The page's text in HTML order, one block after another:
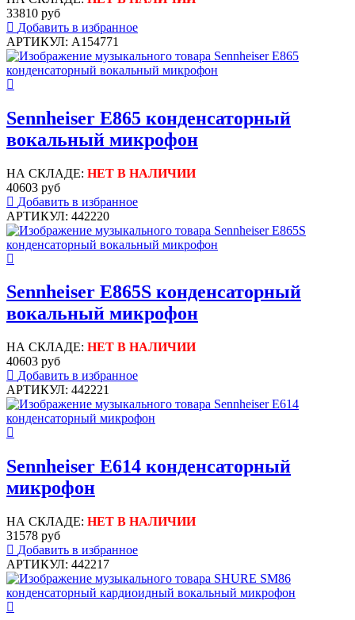
33810 руб
Добавить в избранное
АРТИКУЛ: A154771
Sennheiser E865 конденсаторный
вокальный микрофон
НА СКЛАДЕ: НЕТ В НАЛИЧИИ
40603 руб
Добавить в избранное
АРТИКУЛ: 442220
Sennheiser E865S конденсаторный
вокальный микрофон
НА СКЛАДЕ: НЕТ В НАЛИЧИИ
40603 руб
Добавить в избранное
АРТИКУЛ: 442221
Sennheiser E614 конденсаторный
микрофон
НА СКЛАДЕ: НЕТ В НАЛИЧИИ
31578 руб
Добавить в избранное
АРТИКУЛ: 442217